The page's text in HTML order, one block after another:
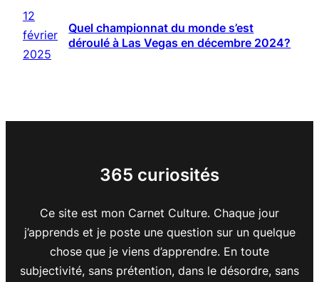
12
février
2025
Quel championnat du monde s’est
déroulé à Las Vegas en décembre 2024?
365 curiosités
Ce site est mon Carnet Culture. Chaque jour
j’apprends et je poste une question sur un quelque
chose que je viens d’apprendre. En toute
subjectivité, sans prétention, dans le désordre, sans